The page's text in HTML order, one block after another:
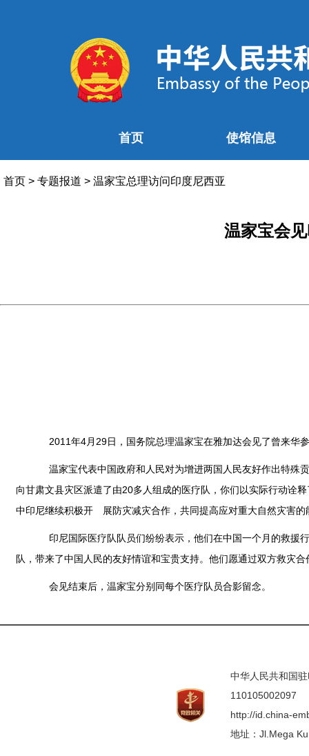
首页 使馆信息
首页 > 专题报道 > 温家宝总理访问印度尼西亚
温家宝会
2011年4月29日，国务院总理温家宝在雅加达会见了曾来华
温家宝代表中国政府和人民对为增进两国人民友好作出特殊贡
向甘肃文县灾区派遣了由20多人组成的医疗队，你们以实际行动诠
中印尼继续积极开 展防灾减灾合作，共同提高应对重大自然灾害
印尼国际医疗队队员们纷纷表示，他们在中国一个月的救援
队，带来了中国人民的友好情谊和宝贵支持。他们愿通过双方救灾
会见结束后，温家宝分别同每个医疗队员合影留念。
中华人民共和国
110105002097
http://id.china-
地址：Jl.Mega